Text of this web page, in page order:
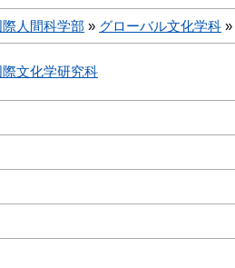
際人間科学部 » グローバル文化学科 »
際文化学研究科